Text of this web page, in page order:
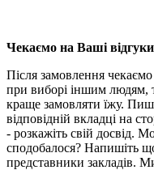
Чекаємо на Ваші
Після замовлення
при виборі іншим людям,
краще замовляти їжу.
відповідній вкладці на
- розкажіть свій досвід.
сподобалося? Напишіть
представники закладів.